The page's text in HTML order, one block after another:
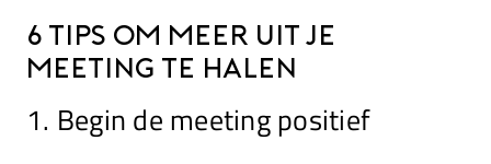
6 Tips om meer uit je
meeting te halen
1. Begin de meeting positief